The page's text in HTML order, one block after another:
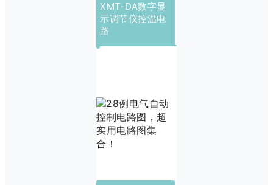
XMT-DA数字显
示调节仪控温电
路